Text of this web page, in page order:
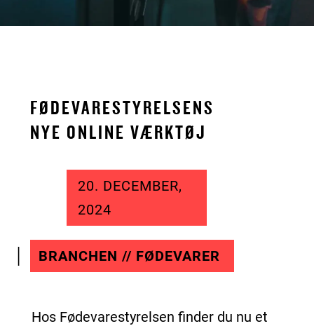
FØDEVARESTYRELSENS
NYE ONLINE VÆRKTØJ
20. DECEMBER,
2024
BRANCHEN // FØDEVARER
Hos Fødevarestyrelsen finder du nu et